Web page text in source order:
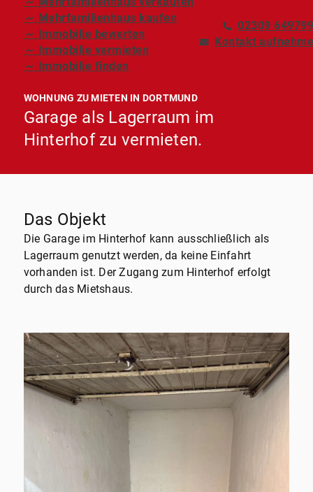
～ Mehrfamilienhaus kaufen
～ Immobilie bewerten
～ Immobilie vermieten
～ Immobilie finden
02309
Kontakt
WOHNUNG ZU MIETEN IN DORTMUND
Garage als Lagerraum im
Hinterhof zu vermieten.
Das Objekt
Die Garage im Hinterhof kann ausschließlich als
Lagerraum genutzt werden, da keine Einfahrt
vorhanden ist. Der Zugang zum Hinterhof erfolgt
durch das Mietshaus.